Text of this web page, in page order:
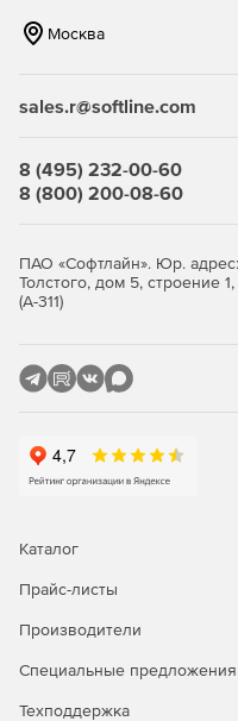
Единовременно
Лицензия включает
Москва
sales.r@softline.com
8 (495) 232-00-60
8 (800) 200-08-60
ПАО «Софтлайн». Юр. адрес:
Толстого, дом 5, строение
(А-311)
Каталог
Прайс-листы
Производители
Специальные предложения
Техподдержка